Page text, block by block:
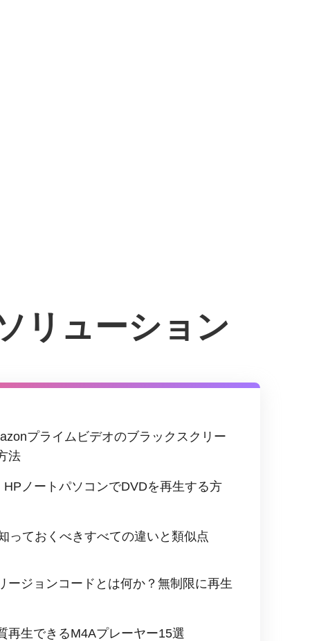
リューション
プライムビデオのブラックスクリー
法
HPノートパソコンでDVDを再生する方
っておくべきすべての違いと類似点
ージョンコードとは何か？無制限に再生
再生できるM4Aプレーヤー15選